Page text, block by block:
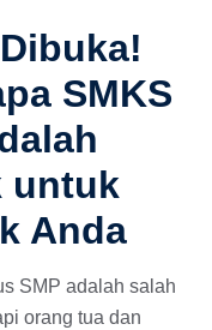
SMKS
untuk
Anda
SMP adalah salah
orang tua dan